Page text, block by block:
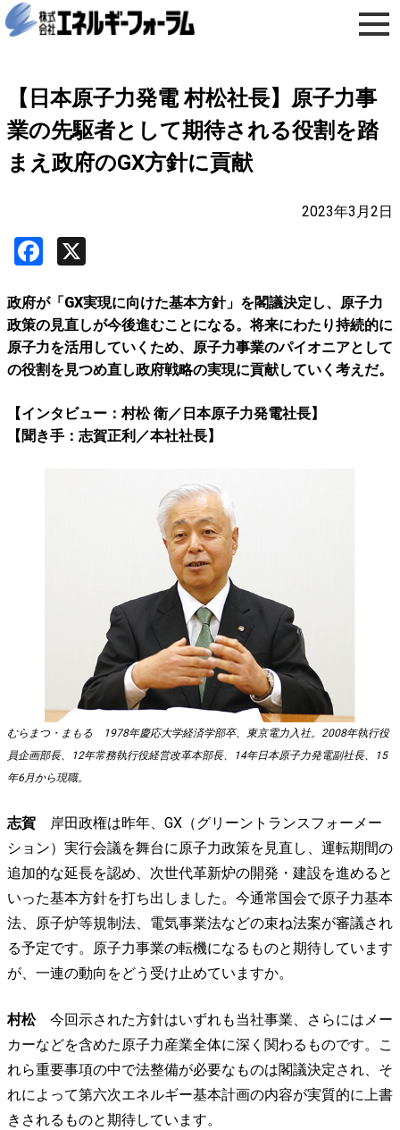
【日本原子力発電 村松社長】原子力事
業の先駆者として期待される役割を踏
まえ政府のGX方針に貢献
2023年3月2日
Facebook
政府が「GX実現に向けた基本方針」を閣議決定し、原子力
政策の見直しが今後進むことになる。将来にわたり持続的に
原子力を活用していくため、原子力事業のパイオニアとして
の役割を見つめ直し政府戦略の実現に貢献していく考えだ。
【インタビュー：村松 衛／日本原子力発電社長】
【聞き手：志賀正利／本社社長】
むらまつ・まもる 1978年慶応大学経済学部卒、東京電力入社。2008年執行役
員企画部長、12年常務執行役経営改革本部長、14年日本原子力発電副社長、15
年6月から現職。
志賀 岸田政権は昨年、GX（グリーントランスフォーメー
ション）実行会議を舞台に原子力政策を見直し、運転期間の
追加的な延長を認め、次世代革新炉の開発・建設を進めると
いった基本方針を打ち出しました。今通常国会で原子力基本
法、原子炉等規制法、電気事業法などの束ね法案が審議され
る予定です。原子力事業の転機になるものと期待しています
が、一連の動向をどう受け止めていますか。
村松今回示された方針はいずれも当社事業、さらにはメー
カーなどを含めた原子力産業全体に深く関わるものです。こ
れら重要事項の中で法整備が必要なものは閣議決定され、そ
れによって第六次エネルギー基本計画の内容が実質的に上書
きされるものと期待しています。